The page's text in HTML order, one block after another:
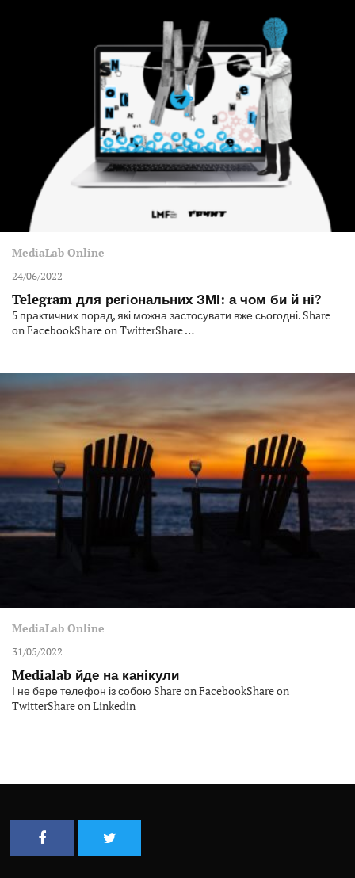
MediaLab Online
24/06/2022
Telegram для регіональних ЗМІ: а чом би й ні?
5 практичних порад, які можна застосувати вже сьогодні. Share
on FacebookShare on TwitterShare …
MediaLab Online
31/05/2022
Medialab йде на канікули
І не бере телефон із собою Share on FacebookShare on
TwitterShare on Linkedin